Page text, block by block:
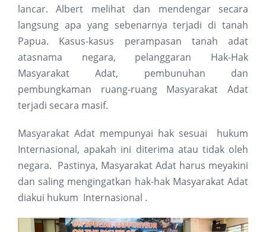
lancar. Albert melihat dan mendengar secara
langsung apa yang sebenarnya terjadi di tanah
Papua. Kasus-kasus perampasan tanah adat
atasnama negara, pelanggaran Hak-Hak
Masyarakat Adat, pembunuhan dan
pembungkaman ruang-ruang Masyarakat Adat
terjadi secara masif.
Masyarakat Adat mempunyai hak sesuai hukum
Internasional, apakah ini diterima atau tidak oleh
negara. Pastinya, Masyarakat Adat harus meyakini
dan saling mengingatkan hak-hak Masyarakat Adat
diakui hukum Internasional .